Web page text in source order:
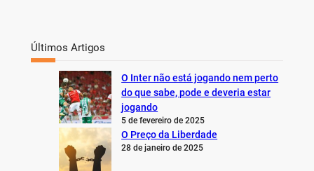
Últimos Artigos
O Inter não está jogando nem perto
do que sabe, pode e deveria estar
jogando
5 de fevereiro de 2025
O Preço da Liberdade
28 de janeiro de 2025